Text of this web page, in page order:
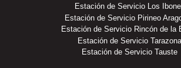
Estación de Servicio Los
Estación de Servicio Pirineo
Estación de Servicio Rincón de la
Estación de Servicio Tarazona
Estación de Servicio Tauste